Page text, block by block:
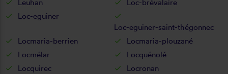
Leuhan
Loc-brévalaire
Loc-eguiner
Loc-eguiner-saint-thégonnec
Locmaria-berrien
Locmaria-plouzané
Locmélar
Locquénolé
Locquirec
Locronan